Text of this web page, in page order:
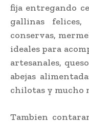
fija entregando
gallinas
conservas,
ideales para
artesanales,
abejas
chilotas y mucho
Tambien